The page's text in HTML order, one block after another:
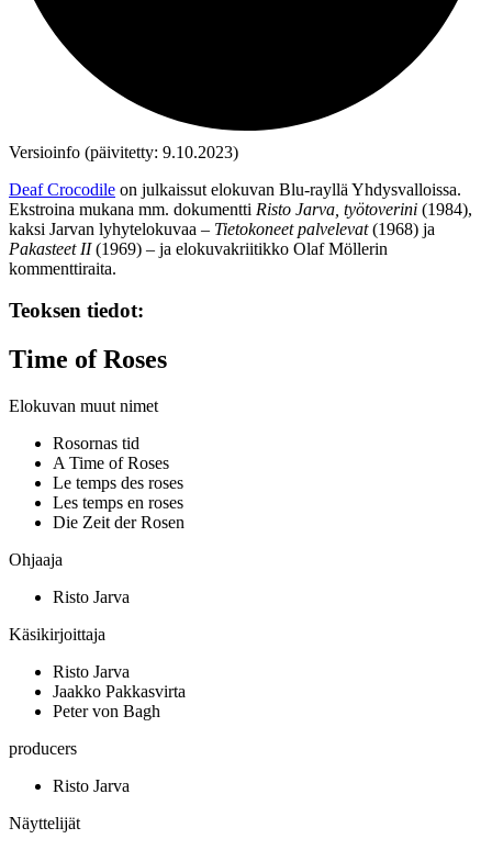
Versioinfo (päivitetty: 9.10.2023)
Deaf Crocodile on julkaissut elokuvan Blu‑rayllä Yhdysvalloissa.
Ekstroina mukana mm. dokumentti Risto Jarva, työtoverini (1984),
kaksi Jarvan lyhytelokuvaa – Tietokoneet palvelevat(1968) ja
Pakasteet II(1969) – ja elokuvakriitikko Olaf Möllerin
kommenttiraita.
Teoksen tiedot:
Time of Roses
Elokuvan muut nimet
Rosornas tid
A Time of Roses
Le temps des roses
Les temps en roses
Die Zeit der Rosen
Ohjaaja
Risto Jarva
Käsikirjoittaja
Risto Jarva
Jaakko Pakkasvirta
Peter von Bagh
producers
Risto Jarva
Näyttelijät